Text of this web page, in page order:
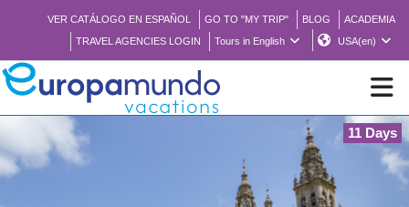
VER CATÁLOGO EN ESPAÑOL GO TO "MY TRIP" BLOG
ACADEMIA
TRAVEL AGENCIES LOGIN
Tours in English USA(en)
BROCHURE PDF
11 Days